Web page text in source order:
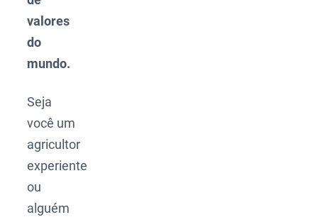
valores
do
mundo.
Seja
você um
agricultor
experiente
ou
alguém